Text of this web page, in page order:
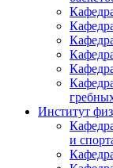
Институт
и